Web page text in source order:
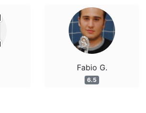
Fabio G.
6.5